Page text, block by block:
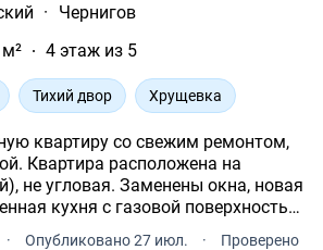
·
Чернигов
4 этаж из 5
Тихий двор Хрущевка
квартиру со свежим ремонтом,
Квартира расположена на
не угловая. Заменены окна, новая
кухня с газовой поверхностью
Стань, заходи и живи.
· Опубликовано 27 июл. ·
Проверено